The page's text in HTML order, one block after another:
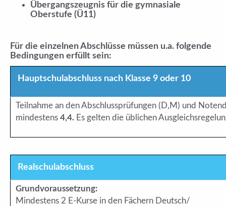
Übergangszeugnis für die gymnasiale
Oberstufe (Ü11)
Für die einzelnen Abschlüsse müssen u.a. folgende
Bedingungen erfüllt sein:
Hauptschulabschluss nach Klasse 9 oder 10
Teilnahme an den Abschlussprüfungen (D,M) und
mindestens 4,4. Es gelten die üblichen
Realschulabschluss
Grundvoraussetzung:
Mindestens 2 E-Kurse in den Fächern Deutsch/